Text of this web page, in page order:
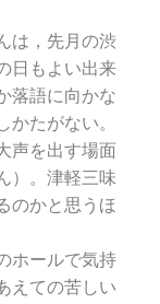
は，先月の渋
日もよい出来
落語に向かな
かたがない。
声を出す場面
）。津軽三味
のかと思うほ
ホールで気持
えての苦しい